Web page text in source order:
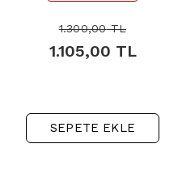
1.300,00TL
1.105,00 TL
SEPETE EKLE